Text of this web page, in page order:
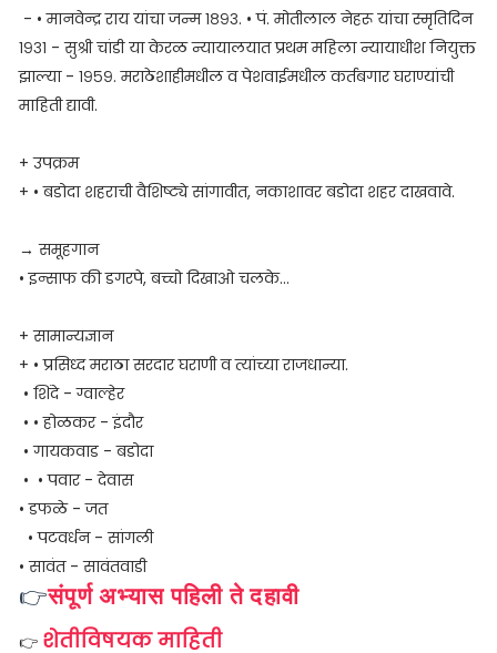
- • मानवेन्द्र राय यांचा जन्म १८९३. • पं. मोतीलाल नेहरू यांचा स्मृतिदिन
१९३१ - सुश्री चांडी या केरळ न्यायालयात प्रथम महिला न्यायाधीश नियुक्त
झाल्या - १९५९. मराठेशाहीमधील व पेशवाईमधील कर्तबगार घराण्यांची
माहिती द्यावी.
+ उपक्रम
+ • बडोदा शहराची वैशिष्ट्ये सांगावीत, नकाशावर बडोदा शहर दाखवावे.
→ समूहगान
• इन्साफ की डगरपे, बच्चो दिखाओ चलके...
+ सामान्यज्ञान
+ • प्रसिध्द मराठा सरदार घराणी व त्यांच्या राजधान्या.
• शिंदे - ग्वाल्हेर
• • होळकर - इंदौर
• गायकवाड - बडोदा
• • पवार - देवास
• डफळे - जत
• पटवर्धन - सांगली
• सावंत - सावंतवाडी
👉संपूर्ण अभ्यास पहिली ते दहावी
👉 शेतीविषयक माहिती